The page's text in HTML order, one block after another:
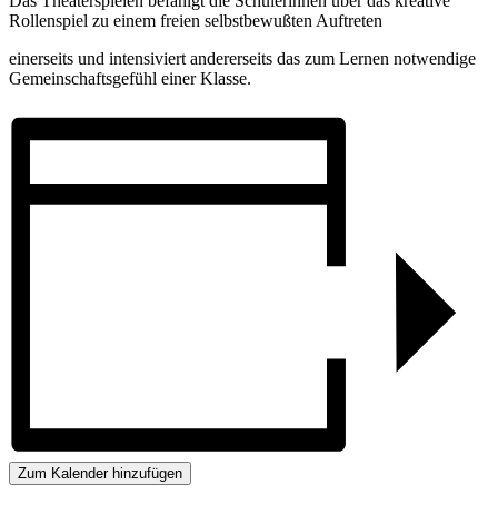
Rollenspiel zu einem freien selbstbewußten Auftreten
einerseits und intensiviert andererseits das zum Lernen notwendige
Gemeinschaftsgefühl einer Klasse.
Zum Kalender hinzufügen